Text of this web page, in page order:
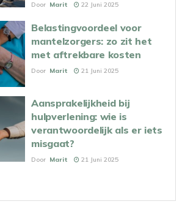
Door Marit 22 Juni 2025
Belastingvoordeel voor
mantelzorgers: zo zit het
met aftrekbare kosten
Door Marit 21 Juni 2025
Aansprakelijkheid bij
hulpverlening: wie is
verantwoordelijk als er iets
misgaat?
Door Marit 21 Juni 2025